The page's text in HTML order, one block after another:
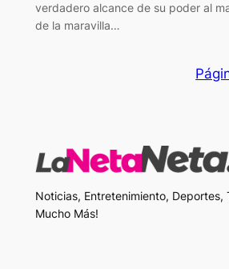
verdadero alcance de su poder al
de la maravilla…
Noticias, Entretenimiento, Deportes,
Mucho Más!